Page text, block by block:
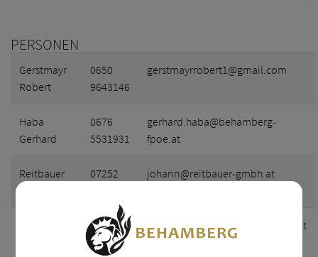
PERSONEN
Gerstmayr
Robert
0650
9643146
gerstmayrrobert1@gmail.com
Haba
Gerhard
0676
5531931
gerhard.haba@behamberg-
fpoe.at
Reitbauer
07252
johann@reitbauer-gmbh.at
07252
31000-
buergermeister@behamberg.gv.at